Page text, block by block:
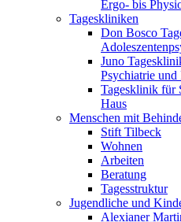
Ergo- bis
Tageskliniken
Don Bosco
Juno
Psychiatrie und
Tagesklinik für
Haus
Menschen mit
Stift Tilbeck
Wohnen
Arbeiten
Beratung
Tagesstruktur
Jugendliche und
Alexianer